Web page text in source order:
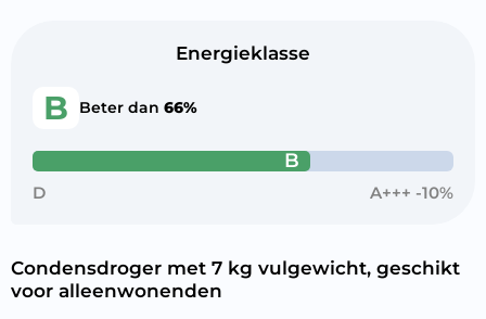
Energieklasse
B Beter dan 66%
B
D A+++ -10%
Condensdroger met 7 kg vulgewicht, geschikt
voor alleenwonenden